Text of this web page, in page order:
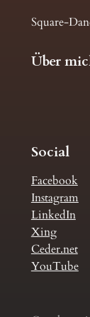
Square-
Über
Social
Facebook
Instagram
LinkedIn
Xing
Ceder.net
YouTube